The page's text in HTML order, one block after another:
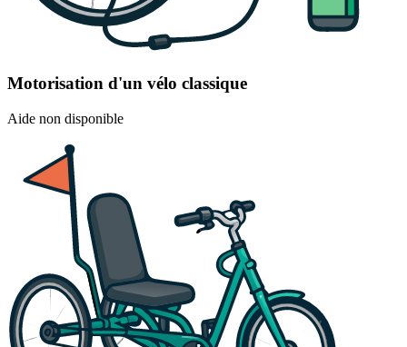
Motorisation d'un vélo classique
Aide non disponible